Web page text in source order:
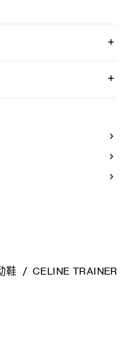
议您遵循以下保养方
果鞋子不慎沾湿，请使
鞋 CELINE TRAINER